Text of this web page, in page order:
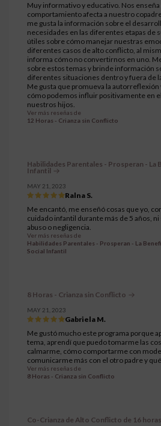
Muy informativo y educativo. Nos
comportamiento afecta a nuestro
me gusta la información sobre el
necesidades en las diferentes etapas de
útiles sobre cómo manejar nuestras
diferentes casos de alto conflicto, al
informa cómo no convertirnos en uno.
sobre estos temas y brinde información
diferentes situaciones dentro y fuera de
Me gusta que promueva la
cómo podemos influir positivamente en
nuestros hijos.
Ver más reseñas de
12 Horas - Crianza sin Conflicto
Habilidades Parentales - Prosperan - La
Infantil
MAY 21, 2023
Ralna S.
Me encantó, me enseñó cosas que yo,
cuidado infantil durante más de 5 años,
abuso o negligencia.
Ver más reseñas de
Habilidades Parentales - Prosperan - La
Social Infantil
8 Horas - Crianza sin Conflicto
MAY 21, 2023
Gabriela M.
Me gustó mucho este programa porque
tema, aprendí que puedo tomarme las
calmarme, cómo comportarme con
comunicarme más con el otro padre y
Ver más reseñas de
8 Horas - Crianza sin Conflicto
Co-Crianza de Alto Conflicto de 16 horas